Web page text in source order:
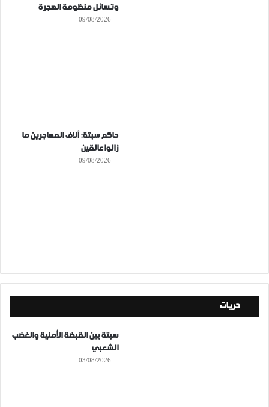
وتسائل منظومة الهجرة
09/08/2026
حاكم سبتة: آلاف المهاجرين ما
زالوا عالقين
09/08/2026
حريات
سبتة بين القبضة الأمنية والغضب
الشعبي
03/08/2026